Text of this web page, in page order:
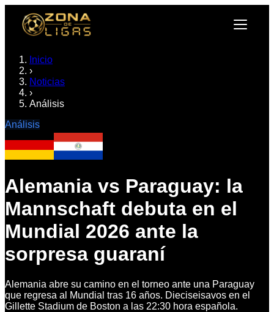
Inicio
›
Noticias
›
Análisis
Análisis
Alemania vs Paraguay: la
Mannschaft debuta en el
Mundial 2026 ante la
sorpresa guaraní
Alemania abre su camino en el torneo ante una Paraguay
que regresa al Mundial tras 16 años. Dieciseisavos en el
Gillette Stadium de Boston a las 22:30 hora española.